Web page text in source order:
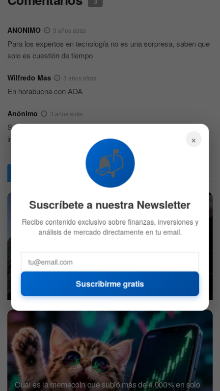
ANONIMO 3 años atrás
Para los expertos en tecnología no es una sorpresa, saben que
solo es cuestión de tiempo
Wilfredo Mas 3 años atrás
En horabuena con ADA
Anónimo 3 años atrás
Sorprendentemente lo que sucede con ada no me imagine su
increible ascenso esperemos que se mantenga asi
Relacionados
BlackRock decidió vender Bitcoin: ¿Qué compró en su
lugar?
Cuál es la memecoin que subió más de 4.000% en solo
×
📬
Suscríbete a nuestra Newsletter
Recibe contenido exclusivo sobre finanzas, inversiones y
análisis de mercado directamente en tu email.
Suscribirme gratis